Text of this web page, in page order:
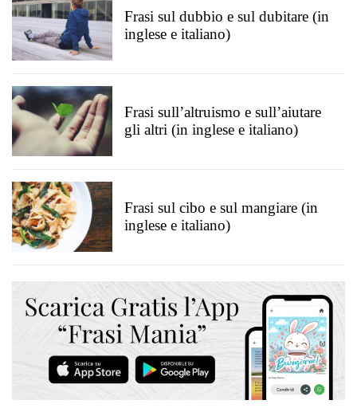
Frasi sul dubbio e sul dubitare (in
inglese e italiano)
Frasi sull’altruismo e sull’aiutare
gli altri (in inglese e italiano)
Frasi sul cibo e sul mangiare (in
inglese e italiano)